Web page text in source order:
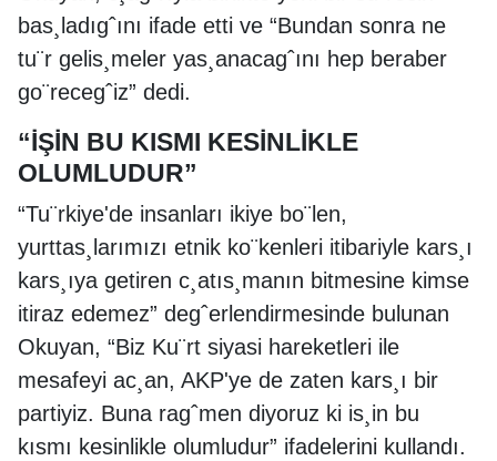
bas¸ladıgˆını ifade etti ve “Bundan sonra ne
tu¨r gelis¸meler yas¸anacagˆını hep beraber
go¨recegˆiz” dedi.
“İŞİN BU KISMI KESİNLİKLE
OLUMLUDUR”
“Tu¨rkiye'de insanları ikiye bo¨len,
yurttas¸larımızı etnik ko¨kenleri itibariyle kars¸ı
kars¸ıya getiren c¸atıs¸manın bitmesine kimse
itiraz edemez” degˆerlendirmesinde bulunan
Okuyan, “Biz Ku¨rt siyasi hareketleri ile
mesafeyi ac¸an, AKP'ye de zaten kars¸ı bir
partiyiz. Buna ragˆmen diyoruz ki is¸in bu
kısmı kesinlikle olumludur” ifadelerini kullandı.